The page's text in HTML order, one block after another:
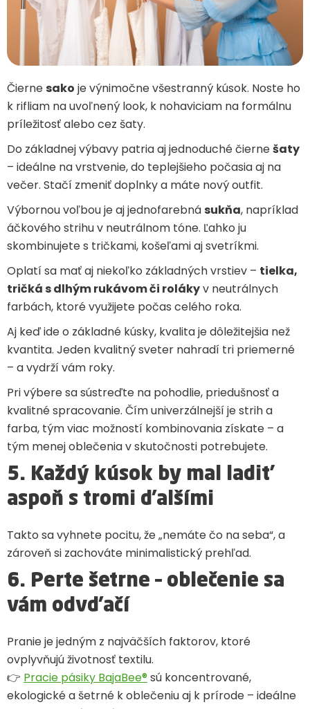
Čierne sako je výnimočne všestranný kúsok. Noste ho
k rifliam na uvoľnený look, k nohaviciam na formálnu
príležitosť alebo cez šaty.
Do základnej výbavy patria aj jednoduché čiernešaty
– ideálne na vrstvenie, do teplejšieho počasia aj na
večer. Stačí zmeniť doplnky a máte nový outfit.
Výbornou voľbou je aj jednofarebná sukňa, napríklad
áčkového strihu v neutrálnom tóne. Ľahko ju
skombinujete s tričkami, košeľami aj svetríkmi.
Oplatí sa mať aj niekoľko základných vrstiev – tielka,
tričká s dlhým rukávom či rolákyv neutrálnych
farbách, ktoré využijete počas celého roka.
Aj keď ide o základné kúsky, kvalita je dôležitejšia než
kvantita. Jeden kvalitný sveter nahradí tri priemerné
– a vydrží vám roky.
Pri výbere sa sústreďte na pohodlie, priedušnosť a
kvalitné spracovanie. Čím univerzálnejší je strih a
farba, tým viac možností kombinovania získate – a
tým menej oblečenia v skutočnosti potrebujete.
5. Každý kúsok by mal ladiť
aspoň s tromi ďalšími
Takto sa vyhnete pocitu, že „nemáte čo na seba“, a
zároveň si zachováte minimalistický prehľad.
6. Perte šetrne – oblečenie sa
vám odvďačí
Pranie je jedným z najväčších faktorov, ktoré
ovplyvňujú životnosť textilu.
👉 Pracie pásiky BajaBee®sú koncentrované,
ekologické a šetrné k oblečeniu aj k prírode – ideálne